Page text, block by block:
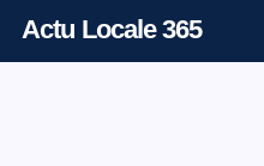
Actu Locale 365